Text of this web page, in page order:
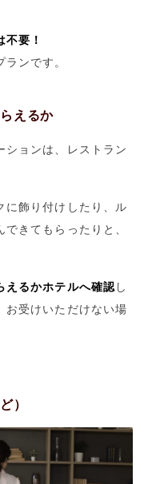
要！
ンです。
えるか
ションは、レストラン
に飾り付けしたり、ル
きてもらったりと、
えるかホテルへ確認 し
お受けいただけない場
）